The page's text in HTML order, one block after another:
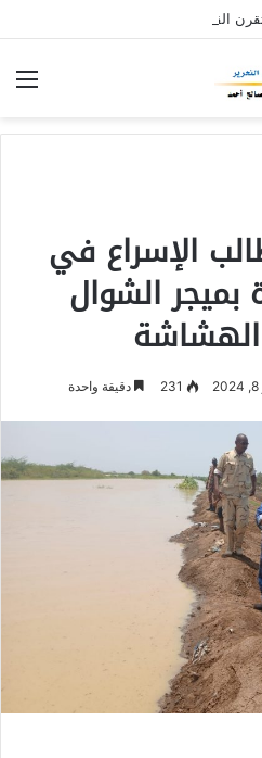
الإسراع في
بميجر الشوال
231 دقيقة واحدة